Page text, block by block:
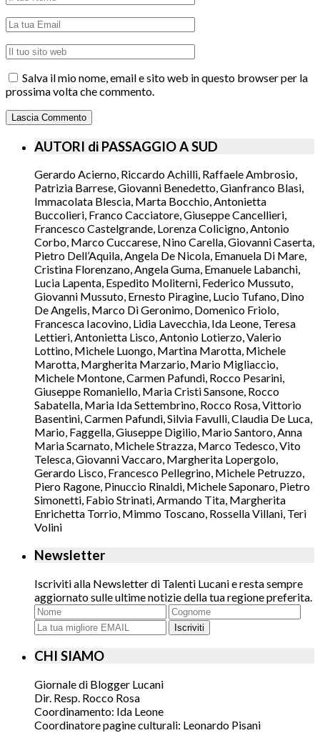
Salva il mio nome, email e sito web in questo browser per la
prossima volta che commento.
AUTORI di PASSAGGIO A SUD
Gerardo Acierno, Riccardo Achilli, Raffaele Ambrosio,
Patrizia Barrese, Giovanni Benedetto, Gianfranco Blasi,
Immacolata Blescia, Marta Bocchio, Antonietta
Buccolieri, Franco Cacciatore, Giuseppe Cancellieri,
Francesco Castelgrande, Lorenza Colicigno, Antonio
Corbo, Marco Cuccarese, Nino Carella, Giovanni Caserta,
Pietro Dell’Aquila, Angela De Nicola, Emanuela Di Mare,
Cristina Florenzano, Angela Guma, Emanuele Labanchi,
Lucia Lapenta, Espedito Moliterni, Federico Mussuto,
Giovanni Mussuto, Ernesto Piragine, Lucio Tufano, Dino
De Angelis, Marco Di Geronimo, Domenico Friolo,
Francesca Iacovino, Lidia Lavecchia, Ida Leone, Teresa
Lettieri, Antonietta Lisco, Antonio Lotierzo, Valerio
Lottino, Michele Luongo, Martina Marotta, Michele
Marotta, Margherita Marzario, Mario Migliaccio,
Michele Montone, Carmen Pafundi, Rocco Pesarini,
Giuseppe Romaniello, Maria Cristi Sansone, Rocco
Sabatella, Maria Ida Settembrino, Rocco Rosa, Vittorio
Basentini, Carmen Pafundi, Silvia Favulli, Claudia De Luca,
Mario, Faggella, Giuseppe Digilio, Mario Santoro, Anna
Maria Scarnato, Michele Strazza, Marco Tedesco, Vito
Telesca, Giovanni Vaccaro, Margherita Lopergolo,
Gerardo Lisco, Francesco Pellegrino, Michele Petruzzo,
Piero Ragone, Pinuccio Rinaldi, Michele Saponaro, Pietro
Simonetti, Fabio Strinati, Armando Tita, Margherita
Enrichetta Torrio, Mimmo Toscano, Rossella Villani, Teri
Volini
Newsletter
Iscriviti alla Newsletter di Talenti Lucani e resta sempre
aggiornato sulle ultime notizie della tua regione preferita.
Iscriviti
CHI SIAMO
Giornale di Blogger Lucani
Dir. Resp. Rocco Rosa
Coordinamento: Ida Leone
Coordinatore pagine culturali: Leonardo Pisani